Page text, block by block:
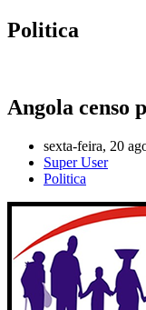
Politica
Angola censo
sexta-feira, 20
Super User
Politica